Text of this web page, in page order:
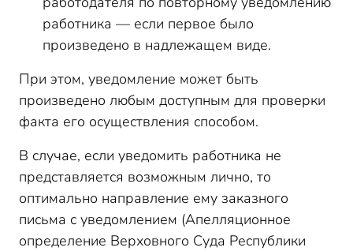
работника — если первое было
произведено в надлежащем виде.
При этом, уведомление может быть
произведено любым доступным для проверки
факта его осуществления способом.
В случае, если уведомить работника не
представляется возможным лично, то
оптимально направление ему заказного
письма с уведомлением (Апелляционное
определение Верховного Суда Республики